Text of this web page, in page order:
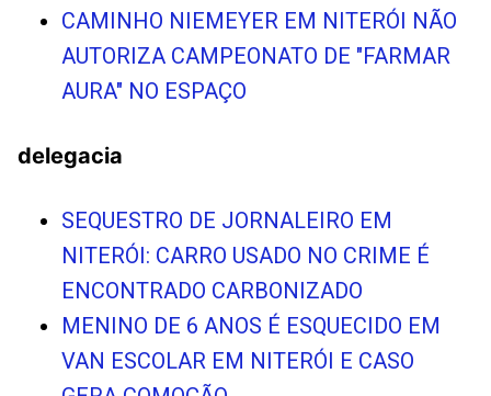
CAMINHO NIEMEYER EM NITERÓI NÃO
AUTORIZA CAMPEONATO DE "FARMAR
AURA" NO ESPAÇO
delegacia
SEQUESTRO DE JORNALEIRO EM
NITERÓI: CARRO USADO NO CRIME É
ENCONTRADO CARBONIZADO
MENINO DE 6 ANOS É ESQUECIDO EM
VAN ESCOLAR EM NITERÓI E CASO